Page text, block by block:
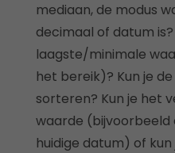
mediaan, de modus
decimaal of datum
laagste/minimale
het bereik)? Kun je
sorteren? Kun je het
waarde (bijvoorbeeld
huidige datum) of